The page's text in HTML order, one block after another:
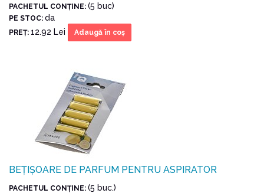
PACHETUL CONŢINE: (5 buc)
PE STOC: da
PREŢ: 12.92 Lei Adaugă în coş
BEȚIȘOARE DE PARFUM PENTRU ASPIRATOR
PACHETUL CONŢINE: (5 buc.)